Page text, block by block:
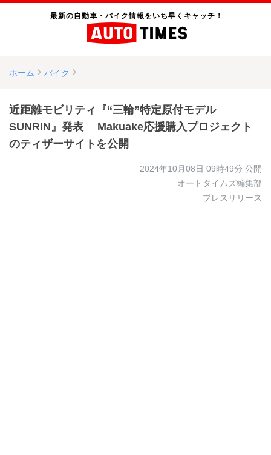
最新の自動車・バイク情報をいち早くキャッチ！
ホーム バイク
近距離モビリティ『“三輪”特定原付モデル
SUNRIN』発表 Makuake応援購入プロジェクト
のティザーサイトを公開
2024年10月08日 09時49分 公開
オートタイムズ編集部
プレスリリース